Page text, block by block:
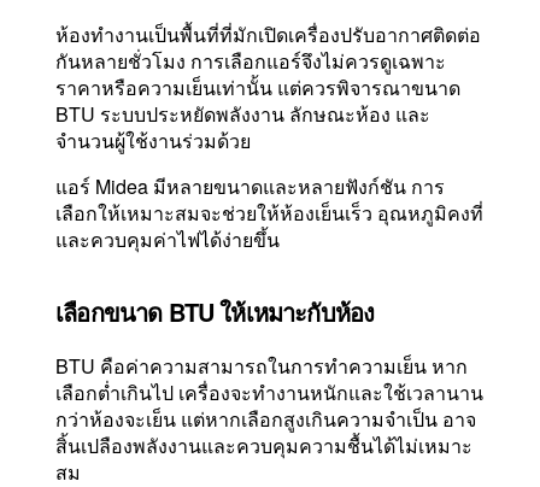
ห้องทำงานเป็นพื้นที่ที่มักเปิดเครื่องปรับอากาศติดต่อ
กันหลายชั่วโมง การเลือกแอร์จึงไม่ควรดูเฉพาะ
ราคาหรือความเย็นเท่านั้น แต่ควรพิจารณาขนาด
BTU ระบบประหยัดพลังงาน ลักษณะห้อง และ
จำนวนผู้ใช้งานร่วมด้วย
แอร์ Midea มีหลายขนาดและหลายฟังก์ชัน การ
เลือกให้เหมาะสมจะช่วยให้ห้องเย็นเร็ว อุณหภูมิคงที่
และควบคุมค่าไฟได้ง่ายขึ้น
เลือกขนาด BTU ให้เหมาะกับห้อง
BTU คือค่าความสามารถในการทำความเย็น หาก
เลือกต่ำเกินไป เครื่องจะทำงานหนักและใช้เวลานาน
กว่าห้องจะเย็น แต่หากเลือกสูงเกินความจำเป็น อาจ
สิ้นเปลืองพลังงานและควบคุมความชื้นได้ไม่เหมาะ
สม